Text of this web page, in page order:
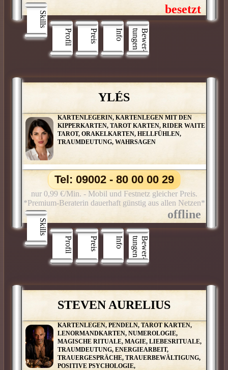
Skills
Profil
Preis Info B
e
w
e
r
­
t
u
n
g
e
n
YLÉS
KARTENLEGERIN, KARTENLEGEN MIT DEN
KIPPERKARTEN, TAROT KARTEN, RIDER WAITE
TAROT, ORAKELKARTEN, HELLFÜHLEN,
TRAUMDEUTUNG, WAHRSAGEN
Skills
Profil
Preis Info B
e
w
e
r
­
t
u
n
g
e
n
Tel: 09002 - 80 00 00 29
nur 0,99 €/Min. - Mobil und Festnetz gleicher Preis.
*Premium-Beraterin dauerhaft günstig aus allen Netzen*
STEVEN AURELIUS
KARTENLEGEN, PENDELN, TAROT KARTEN,
LENORMANDKARTEN, NUMEROLOGIE,
MAGISCHE RITUALE, MAGIE, LIEBESRITUALE,
TRAUMDEUTUNG, ENERGIEARBEIT,
TRAUERGESPRÄCHE, TRAUERBEWÄLTIGUNG,
POSITIVE PSYCHOLOGIE,